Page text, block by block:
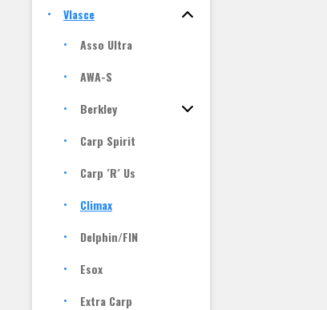
Vlasce
Asso Ultra
AWA-S
Berkley
Carp Spirit
Carp ´R´ Us
Climax
Delphin/FIN
Esox
Extra Carp